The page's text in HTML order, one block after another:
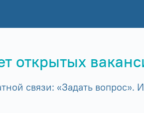
открытых
связи: «Задать вопрос».